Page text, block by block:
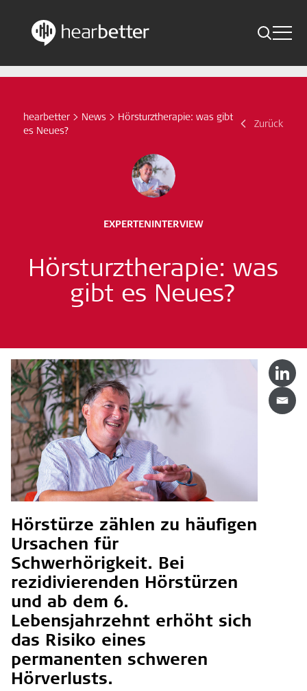
Skip
Toggle
Indikationen
Jetzt abonnieren
hearbetter > News > Hörsturztherapie: was gibt
es Neues?
Zurück
EXPERTENINTERVIEW
Hörsturztherapie: was
gibt es Neues?
Hörstürze zählen zu häufigen
Ursachen für
Schwerhörigkeit. Bei
rezidivierenden Hörstürzen
und ab dem 6.
Lebensjahrzehnt erhöht sich
das Risiko eines
permanenten schweren
Hörverlusts.